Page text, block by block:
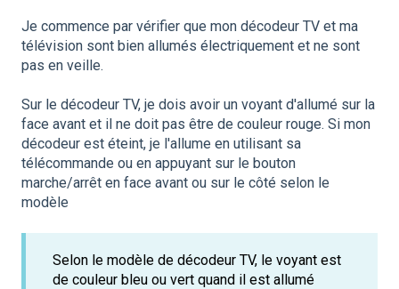
Je commence par vérifier que mon décodeur TV et ma
télévision sont bien allumés électriquement et ne sont
pas en veille.
Sur le décodeur TV, je dois avoir un voyant d'allumé sur la
face avant et il ne doit pas être de couleur rouge. Si mon
décodeur est éteint, je l'allume en utilisant sa
télécommande ou en appuyant sur le bouton
marche/arrêt en face avant ou sur le côté selon le
modèle
Selon le modèle de décodeur TV, le voyant est
de couleur bleu ou vert quand il est allumé